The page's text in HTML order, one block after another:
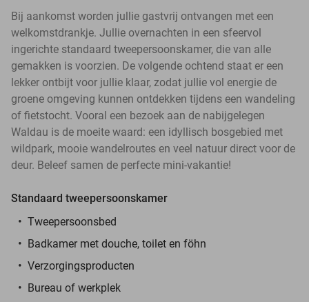
Bij aankomst worden jullie gastvrij ontvangen met een
welkomstdrankje. Jullie overnachten in een sfeervol
ingerichte standaard tweepersoonskamer, die van alle
gemakken is voorzien. De volgende ochtend staat er een
lekker ontbijt voor jullie klaar, zodat jullie vol energie de
groene omgeving kunnen ontdekken tijdens een wandeling
of fietstocht. Vooral een bezoek aan de nabijgelegen
Waldau is de moeite waard: een idyllisch bosgebied met
wildpark, mooie wandelroutes en veel natuur direct voor de
deur. Beleef samen de perfecte mini-vakantie!
Standaard tweepersoonskamer
Tweepersoonsbed
Badkamer met douche, toilet en föhn
Verzorgingsproducten
Bureau of werkplek